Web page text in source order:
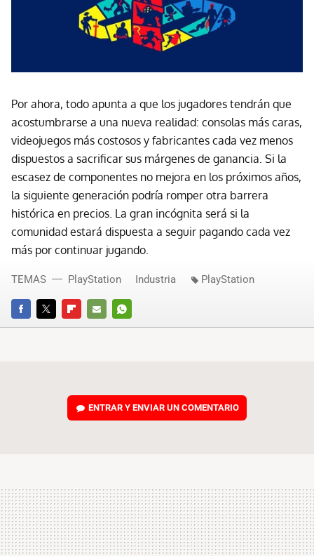
Por ahora, todo apunta a que los jugadores tendrán que
acostumbrarse a una nueva realidad: consolas más caras,
videojuegos más costosos y fabricantes cada vez menos
dispuestos a sacrificar sus márgenes de ganancia. Si la
escasez de componentes no mejora en los próximos años,
la siguiente generación podría romper otra barrera
histórica en precios. La gran incógnita será si la
comunidad estará dispuesta a seguir pagando cada vez
más por continuar jugando.
FACEBOOKTWITTERFLIPBOARD
E-
WHATSAPP
TEMAS PlayStation Industria PlayStation
ENTRAR Y ENVIAR UN COMENTARIO